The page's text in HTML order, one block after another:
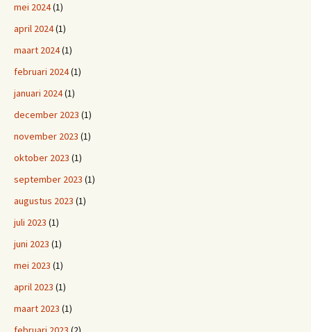
mei 2024(1)
april 2024(1)
maart 2024(1)
februari 2024(1)
januari 2024(1)
december 2023 (1)
november 2023 (1)
oktober 2023 (1)
september 2023 (1)
augustus 2023 (1)
juli 2023 (1)
juni 2023 (1)
mei 2023 (1)
april 2023 (1)
maart 2023 (1)